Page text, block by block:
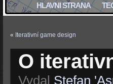
HLAVNI STRANA
« Iterativní game design
O
Vydal Stefan